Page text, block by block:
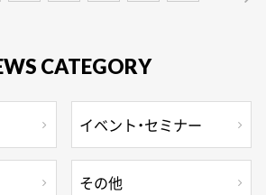
CATEGORY
イベント・セミナー
その他